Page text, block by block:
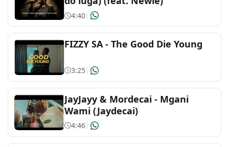
4:40|
FIZZY SA - The Good Die Young
3:25|
JayJayy & Mordecai - Mgani
Wami (Jaydecai)
4:46|